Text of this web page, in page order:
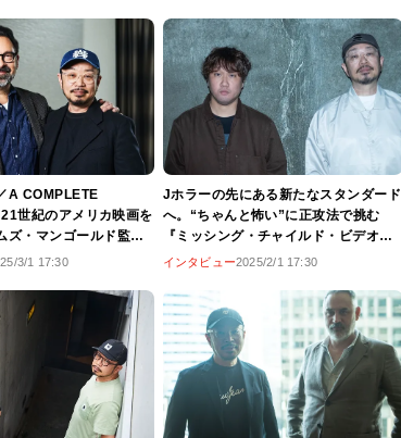
A COMPLETE
世紀のアメリカ映画を
ズ・マンゴールド監
ある“作家性”【宇野維
3/1 17:30
Jホラーの先にある新たなスタンダード
へ。“ちゃんと怖い”に正攻法で挑む
『ミッシング・チャイルド・ビデオ
テープ』近藤亮太監督【宇野維正の
インタビュー2025/2/1 17:30